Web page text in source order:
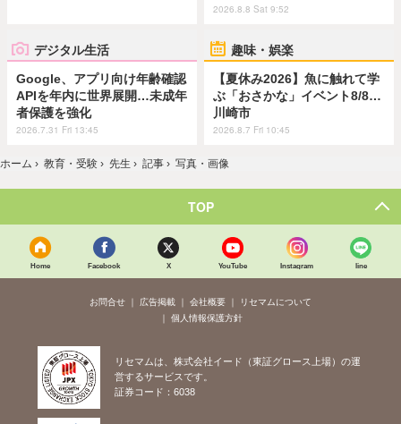
2026.8.8 Sat 9:52
デジタル生活
Google、アプリ向け年齢確認
APIを年内に世界展開…未成年
者保護を強化
2026.7.31 Fri 13:45
趣味・娯楽
【夏休み2026】魚に触れて学
ぶ「おさかな」イベント8/8…
川崎市
2026.8.7 Fri 10:45
ホーム › 教育・受験 › 先生 › 記事 › 写真・画像
TOP
Home Facebook X YouTube Instagram line
お問合せ 広告掲載 会社概要
リセマムについて
個人情報保護方針
リセマムは、株式会社イード（東証グロース上場）の運
営するサービスです。
証券コード：6038